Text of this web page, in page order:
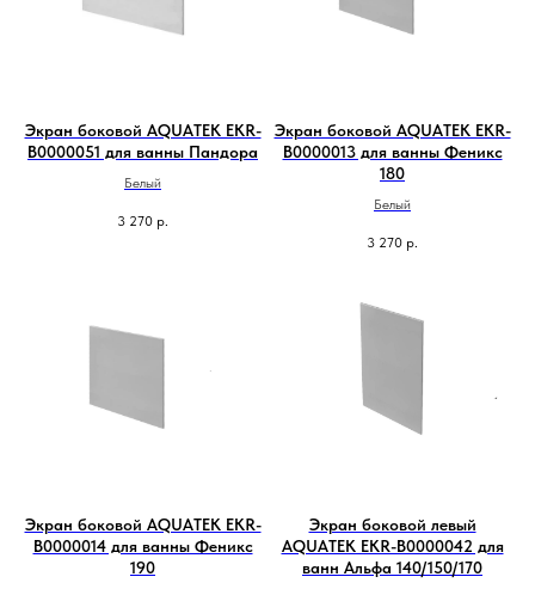
Экран боковой AQUATEK EKR-
B0000051 для ванны Пандора
Белый
3 270 р.
Экран боковой AQUATEK EKR-
B0000013 для ванны Феникс
180
Белый
3 270 р.
Экран боковой AQUATEK EKR-
B0000014 для ванны Феникс
190
Экран боковой левый
AQUATEK EKR-B0000042 для
ванн Альфа 140/150/170